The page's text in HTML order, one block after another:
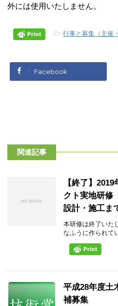
外には使用いたしません。
-行事と募集（主催
Facebook
関連記事
【終了】
クト実地研修
設計・施工ま
本研修は終了いた
なふうに作られて
平成28年度土
補募集